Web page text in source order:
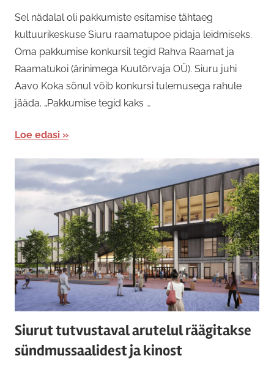
Sel nädalal oli pakkumiste esitamise tähtaeg
kultuurikeskuse Siuru raamatupoe pidaja leidmiseks.
Oma pakkumise konkursil tegid Rahva Raamat ja
Raamatukoi (ärinimega Kuutõrvaja OÜ). Siuru juhi
Aavo Koka sõnul võib konkursi tulemusega rahule
jääda. „Pakkumise tegid kaks …
Loe edasi
Siurut tutvustaval arutelul räägitakse
sündmussaalidest ja kinost